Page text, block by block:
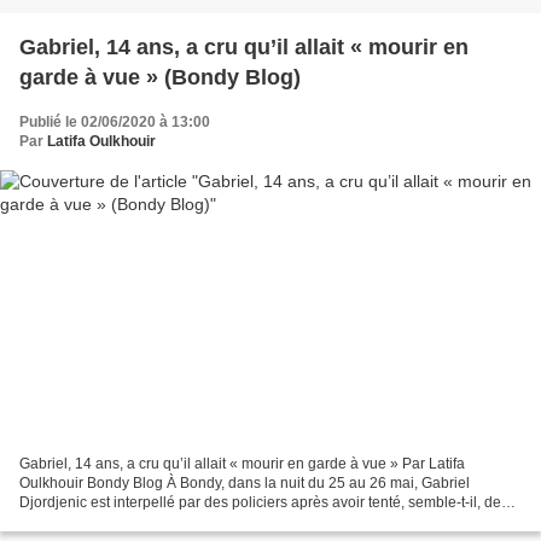
Gabriel, 14 ans, a cru qu’il allait « mourir en
garde à vue » (Bondy Blog)
Publié le 02/06/2020 à 13:00
Par Latifa Oulkhouir
Gabriel, 14 ans, a cru qu’il allait « mourir en garde à vue » Par Latifa
Oulkhouir Bondy Blog À Bondy, dans la nuit du 25 au 26 mai, Gabriel
Djordjenic est interpellé par des policiers après avoir tenté, semble-t-il, de